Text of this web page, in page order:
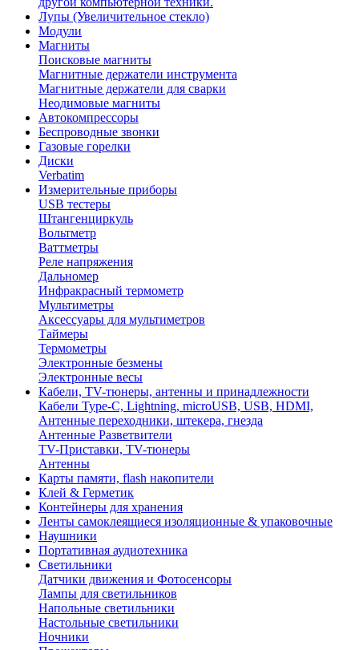
Лупы (Увеличительное стекло)
Модули
Магниты
Поисковые магниты
Магнитные держатели инструмента
Магнитные держатели для сварки
Неодимовые магниты
Автокомпрессоры
Беспроводные звонки
Газовые горелки
Диски
Verbatim
Измерительные приборы
USB тестеры
Штангенциркуль
Вольтметр
Ваттметры
Реле напряжения
Дальномер
Инфракрасный термометр
Мультиметры
Аксессуары для мультиметров
Таймеры
Термометры
Электронные безмены
Электронные весы
Кабели, TV-тюнеры, антенны и принадлежности
Кабели Type-C, Lightning, microUSB, USB, HDMI,
Антенные переходники, штекера, гнезда
Антенные Разветвители
TV-Приставки, TV-тюнеры
Антенны
Карты памяти, flash накопители
Клей & Герметик
Контейнеры для хранения
Ленты самоклеящиеся изоляционные & упаковочные
Наушники
Портативная аудиотехника
Светильники
Датчики движения и Фотосенсоры
Лампы для светильников
Напольные светильники
Настольные светильники
Ночники